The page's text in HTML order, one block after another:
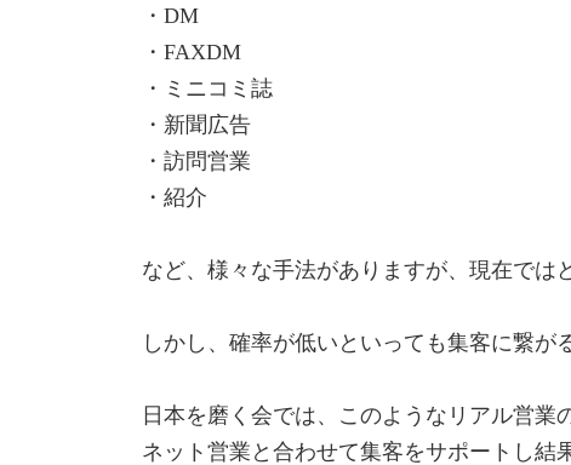
・DM
・FAXDM
・ミニコミ誌
・新聞広告
・訪問営業
・紹介
など、様々な手法がありますが、現在では
しかし、確率が低いといっても集客に繋が
日本を磨く会では、このようなリアル営業
ネット営業と合わせて集客をサポートし結